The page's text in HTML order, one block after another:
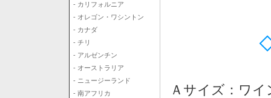
- カリフォルニア
- オレゴン・ワシントン
- カナダ
- チリ
- アルゼンチン
- オーストラリア
- ニュージーランド
- 南アフリカ
Ａサイズ：ワ